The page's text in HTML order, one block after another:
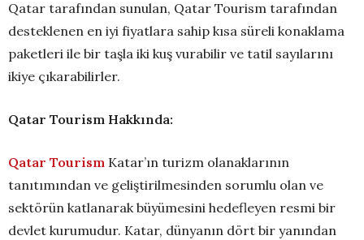
Qatar tarafından sunulan, Qatar Tourism tarafından
desteklenen en iyi fiyatlara sahip kısa süreli konaklama
paketleri ile bir taşla iki kuş vurabilir ve tatil sayılarını
ikiye çıkarabilirler.
Qatar Tourism Hakkında:
Qatar Tourism Katar’ın turizm olanaklarının
tanıtımından ve geliştirilmesinden sorumlu olan ve
sektörün katlanarak büyümesini hedefleyen resmi bir
devlet kurumudur. Katar, dünyanın dört bir yanından